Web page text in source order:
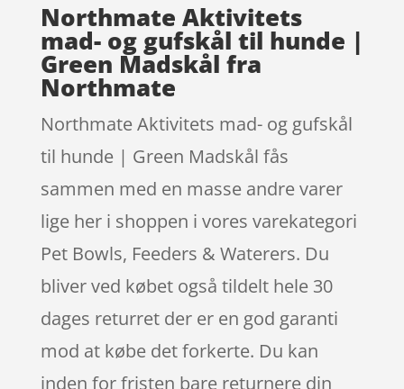
Northmate Aktivitets
mad- og gufskål til hunde |
Green Madskål fra
Northmate
Northmate Aktivitets mad- og gufskål
til hunde | Green Madskål fås
sammen med en masse andre varer
lige her i shoppen i vores varekategori
Pet Bowls, Feeders & Waterers. Du
bliver ved købet også tildelt hele 30
dages returret der er en god garanti
mod at købe det forkerte. Du kan
inden for fristen bare returnere din